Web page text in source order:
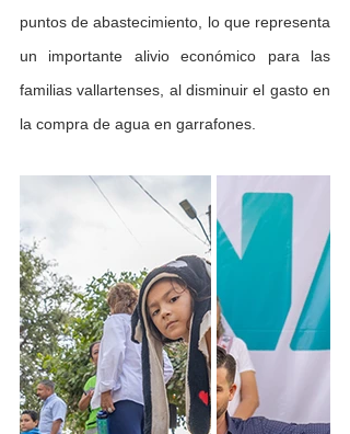
puntos de abastecimiento, lo que representa
un importante alivio económico para las
familias vallartenses, al disminuir el gasto en
la compra de agua en garrafones.